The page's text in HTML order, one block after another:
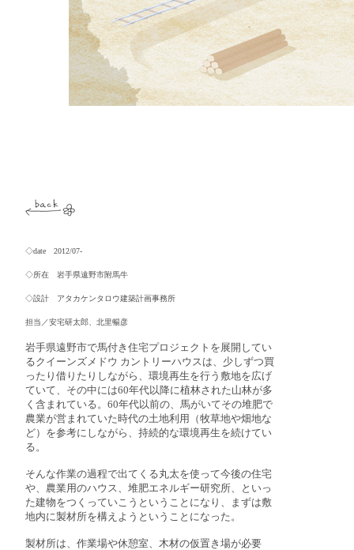
◇date 2012/07-
◇所在 岩手県遠野市附馬牛
◇設計 アタカケンタロウ建築計画事務所
担当／安宅研太郎、北里暢彦
岩手県遠野市で馬付き住宅プロジェクトを展開してい
るクイーンズメドウ カントリーハウスは、少しずつ買
ったり借りたりしながら、環境再生を行う敷地を広げ
ていて、その中には60年代以降に植林された山林が多
く含まれている。60年代以前の、馬がいてその堆肥で
農業が営まれていた時代の土地利用（牧草地や畑地な
ど）を参考にしながら、持続的な環境再生を続けてい
る。
そんな作業の過程で出てくる丸太を使って今後の住宅
や、農業用のハウス、堆肥エネルギー研究所、といっ
た建物をつくっていこうということになり、まずは敷
地内に製材所を構えようということになった。
製材所は、作業場や休憩室、木材の仮置き場が必要